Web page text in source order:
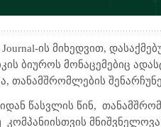
-ის მიხედვით,
ბიუროს მონაცემებიც
თანამშრომლების
წასვლის წინ,
კომპანიისთვის